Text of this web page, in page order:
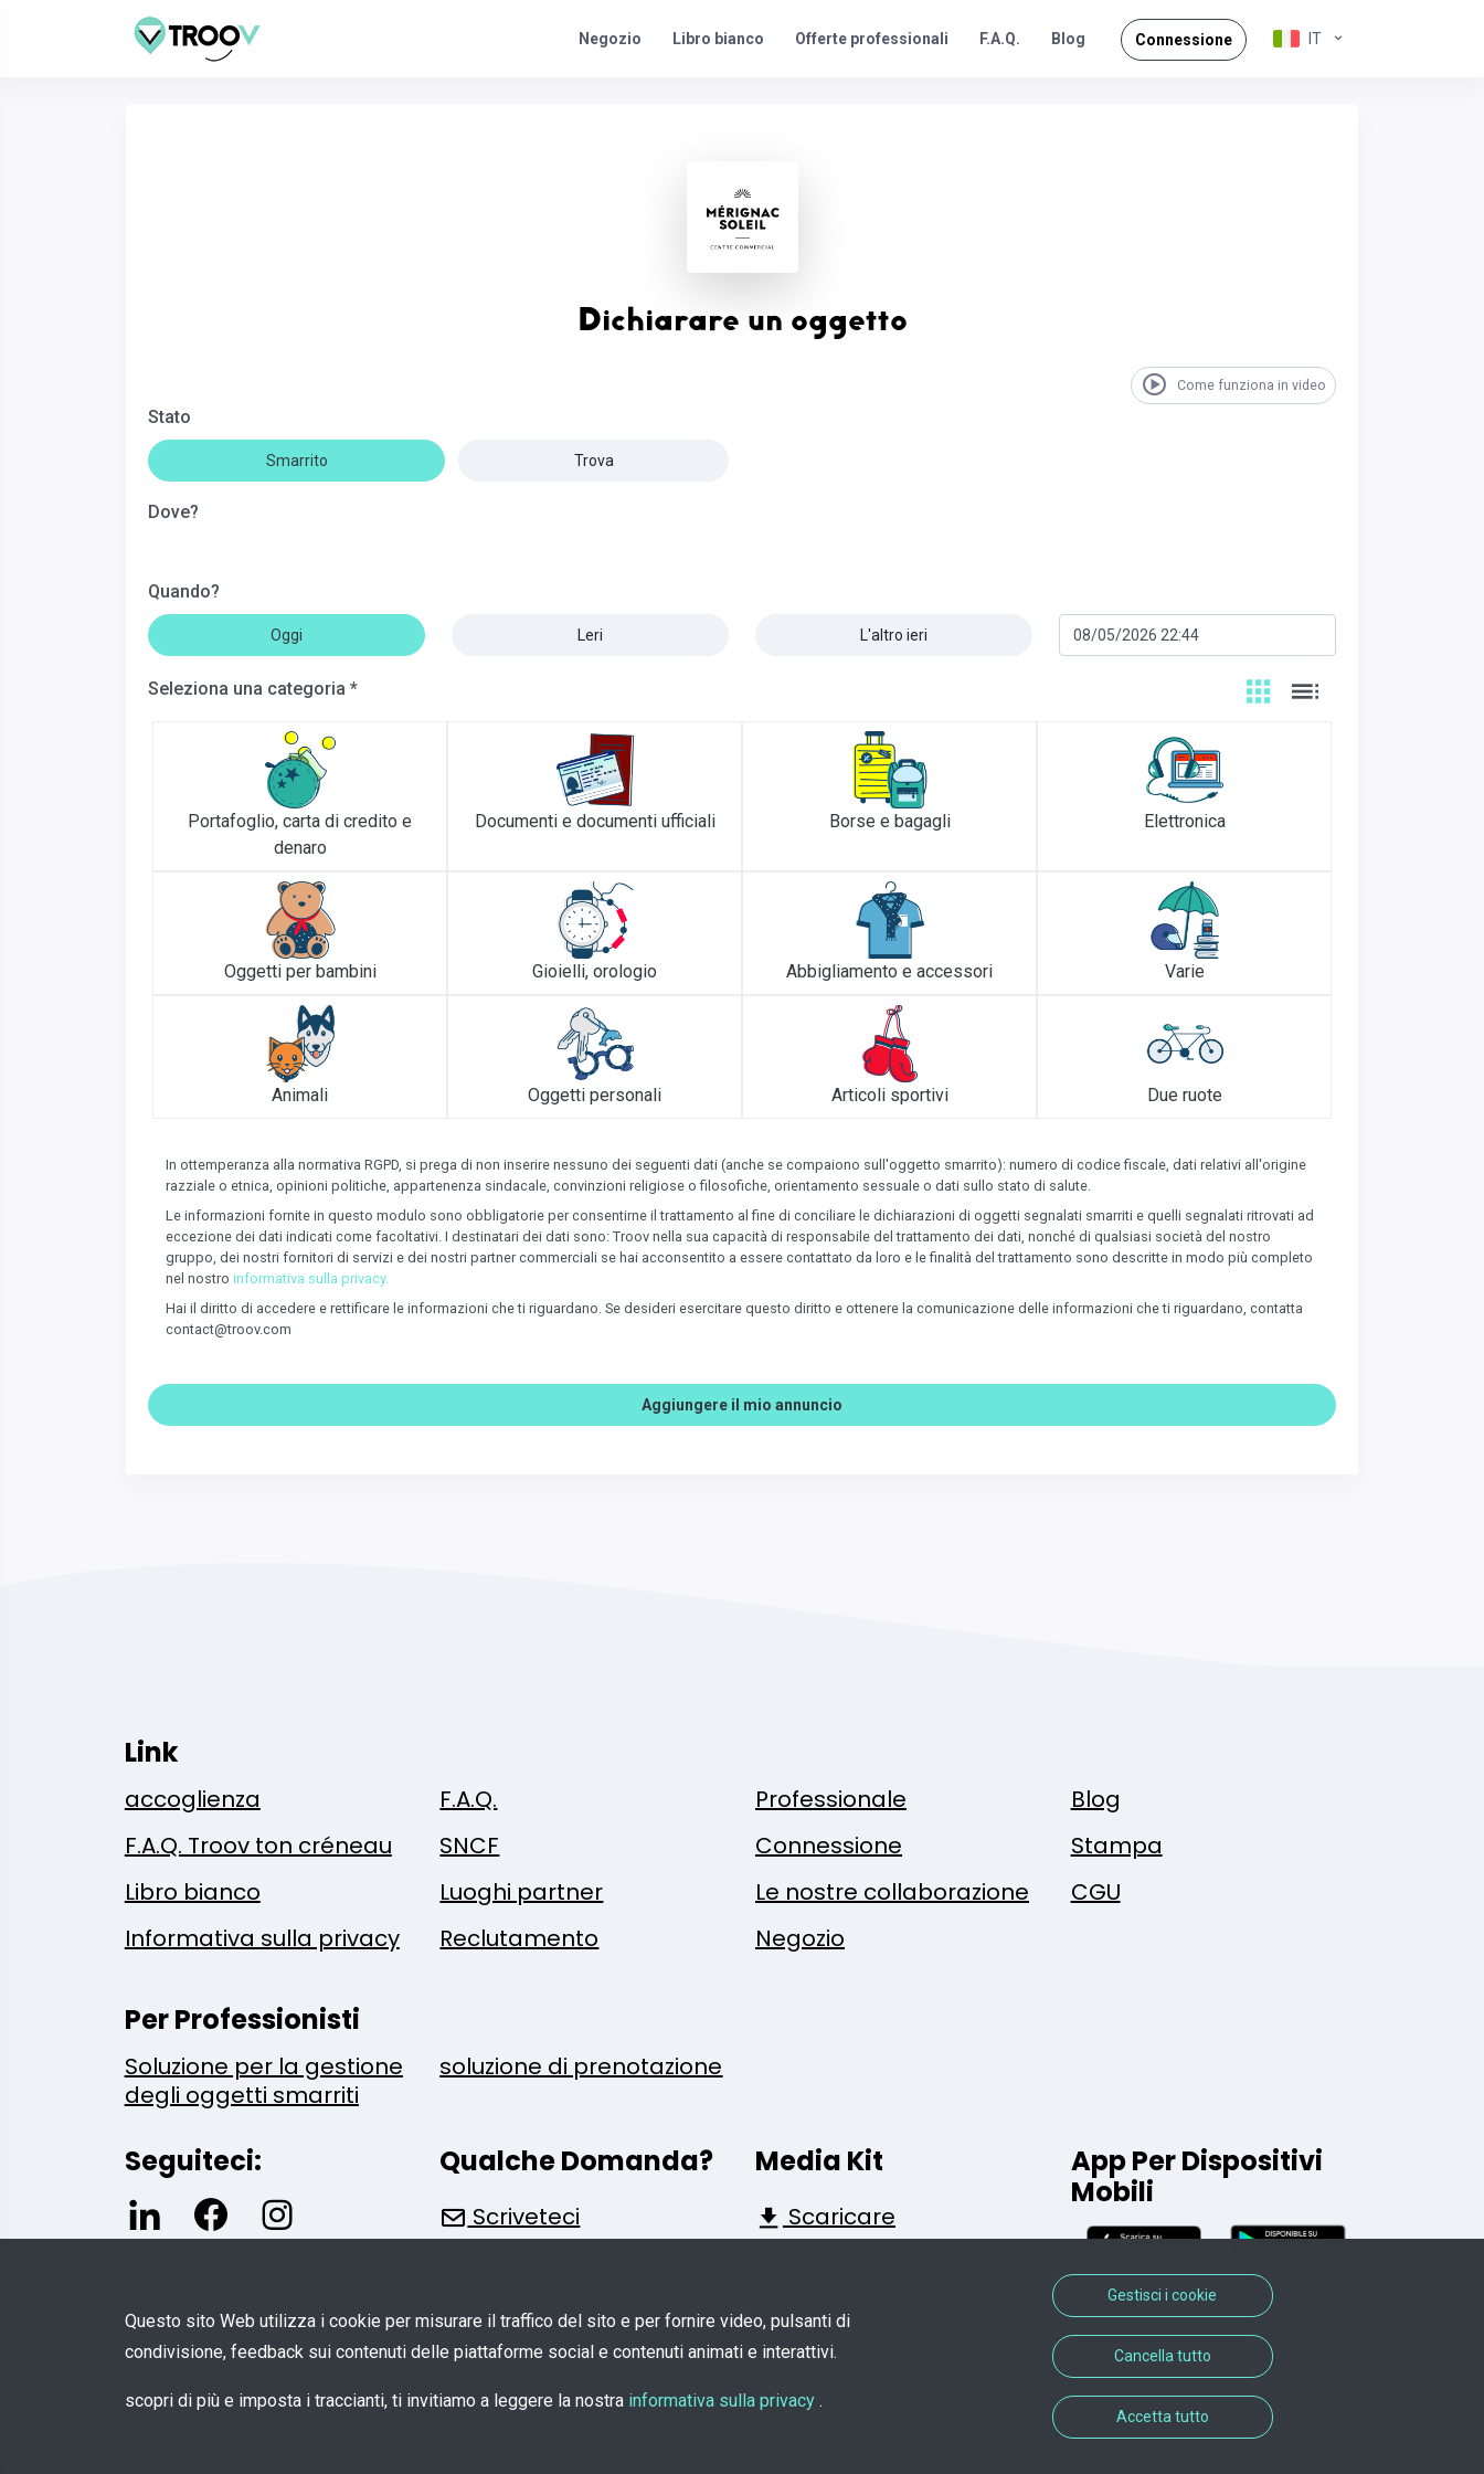
Negozio Libro bianco Offerte professionali F.A.Q. Blog Connessione IT
Dichiarare un oggetto
Come funziona in video
Stato
Smarrito Trova
Dove?
Quando?
Oggi Leri L'altro ieri
Seleziona una categoria *
Portafoglio, carta di credito e
denaro
Documenti e documenti ufficiali Borse e bagagli Elettronica
Oggetti per bambini Gioielli, orologio Abbigliamento e accessori Varie
Animali Oggetti personali Articoli sportivi Due ruote
In ottemperanza alla normativa RGPD, si prega di non inserire nessuno dei seguenti dati (anche se compaiono sull'oggetto smarrito): numero di codice fiscale, dati relativi all'origine
razziale o etnica, opinioni politiche, appartenenza sindacale, convinzioni religiose o filosofiche, orientamento sessuale o dati sullo stato di salute.
Le informazioni fornite in questo modulo sono obbligatorie per consentirne il trattamento al fine di conciliare le dichiarazioni di oggetti segnalati smarriti e quelli segnalati ritrovati ad
eccezione dei dati indicati come facoltativi. I destinatari dei dati sono: Troov nella sua capacità di responsabile del trattamento dei dati, nonché di qualsiasi società del nostro
gruppo, dei nostri fornitori di servizi e dei nostri partner commerciali se hai acconsentito a essere contattato da loro e le finalità del trattamento sono descritte in modo più completo
nel nostro informativa sulla privacy.
Hai il diritto di accedere e rettificare le informazioni che ti riguardano. Se desideri esercitare questo diritto e ottenere la comunicazione delle informazioni che ti riguardano, contatta
contact@troov.com
Aggiungere il mio annuncio
Link
accoglienza F.A.Q. Professionale
Blog
F.A.Q. Troov ton créneau
SNCF Connessione
Stampa
Libro bianco
Luoghi partner Le nostre collaborazione
CGU
Informativa sulla privacy
Reclutamento Negozio
Per Professionisti
Soluzione per la gestione
degli oggetti smarriti
soluzione di prenotazione
Seguiteci: Qualche Domanda?
Scriveteci
Media Kit
Scaricare
App Per Dispositivi
Mobili
© COPYRIGHT 2026 - Tutti i diritti riservati a TROOV
Questo sito Web utilizza i cookie per misurare il traffico del sito e per fornire video, pulsanti di
condivisione, feedback sui contenuti delle piattaforme social e contenuti animati e interattivi.
scopri di più e imposta i traccianti, ti invitiamo a leggere la nostra informativa sulla privacy .
Gestisci i cookie
Cancella tutto
Accetta tutto